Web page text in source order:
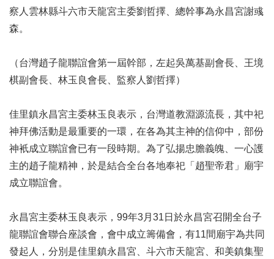
察人雲林縣斗六市天龍宮主委劉哲擇、總幹事為永昌宮謝彧
森。
（台灣趙子龍聯誼會第一屆幹部，左起吳萬基副會長、王境
棋副會長、林玉良會長、監察人劉哲擇）
佳里鎮永昌宮主委林玉良表示，台灣道教淵源流長，其中祀
神拜佛活動是最重要的一環，在各為其主神的信仰中，部份
神衹成立聯誼會已有一段時期。為了弘揚忠膽義魄、一心護
主的趙子龍精神，於是結合全台各地奉祀「趙聖帝君」廟宇
成立聯誼會。
永昌宮主委林玉良表示，99年3月31日於永昌宮召開全台子
龍聯誼會聯合座談會，會中成立籌備會，有11間廟宇為共同
發起人，分別是佳里鎮永昌宮、斗六市天龍宮、和美鎮集聖